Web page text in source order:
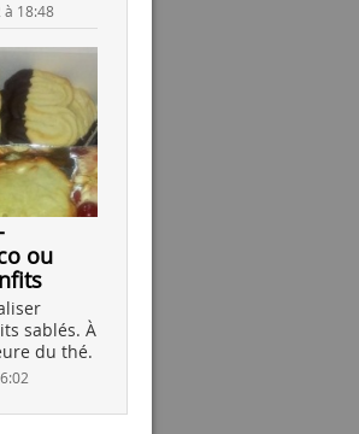
à 18:48
ou
sablés. À
du thé.